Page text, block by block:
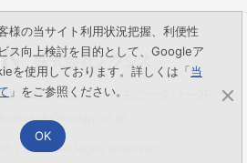
本町1-32-2 ハーモニータワー2F
Co., Ltd. All Rights Reserved.
様の当サイト利用状況把握、利便性
ス向上検討を目的として、Googleア
を使用しております。詳しくは「当
」をご参照ください。
OK